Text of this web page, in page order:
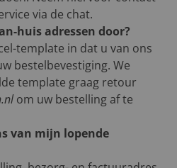
via de chat.
huis adressen door?
template in dat u van ons
bestelbevestiging. We
template graag retour
om uw bestelling af te
van mijn lopende